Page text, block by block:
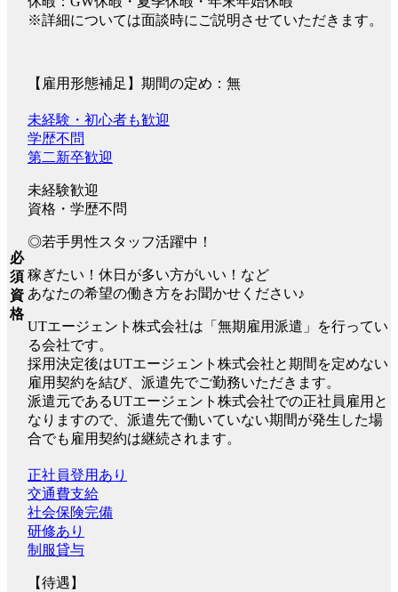
※詳細については面談時にご説明させていただきます。
【雇用形態補足】期間の定め：無
必
須
資
格
未経験・初心者も歓迎
学歴不問
第二新卒歓迎
未経験歓迎
資格・学歴不問
◎若手男性スタッフ活躍中！
稼ぎたい！休日が多い方がいい！など
あなたの希望の働き方をお聞かせください♪
UTエージェント株式会社は「無期雇用派遣」を行ってい
る会社です。
採用決定後はUTエージェント株式会社と期間を定めない
雇用契約を結び、派遣先でご勤務いただきます。
派遣元であるUTエージェント株式会社での正社員雇用と
なりますので、派遣先で働いていない期間が発生した場
合でも雇用契約は継続されます。
正社員登用あり
交通費支給
社会保険完備
研修あり
制服貸与
【待遇】